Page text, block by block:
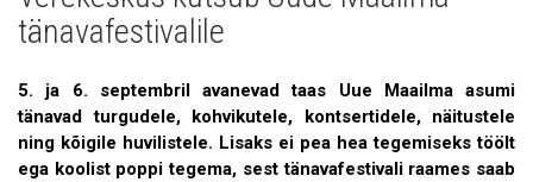
Galerii
Koostöö
Tule tööle!
tänavafestivalile
5. ja 6. septembril avanevad taas Uue Maailma asumi
tänavad turgudele, kohvikutele, kontsertidele, näitustele
ning kõigile huvilistele. Lisaks ei pea hea tegemiseks töölt
ega koolist poppi tegema, sest tänavafestivali raames saab